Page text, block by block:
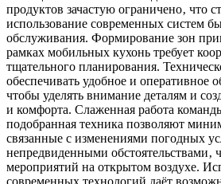
продуктов зачастую ограничено‚ что
использование современных систем
обслуживания. Формирование зон
рамках мобильных кухонь требует
тщательного планирования.
обеспечивать удобное и оперативное
чтобы уделять внимание деталям и
и комфорта. Слаженная работа
подобранная техника позволяют
связанные с изменениями погодных
непредвиденными обстоятельствами‚
мероприятий на открытом воздухе.
современных технологий даёт